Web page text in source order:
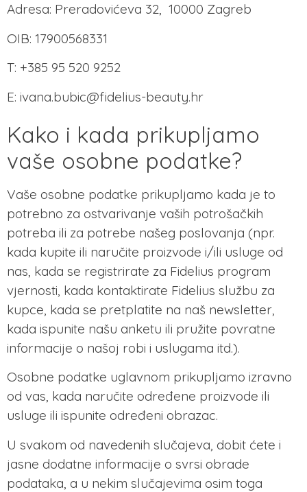
Adresa: Preradovićeva 32, 10000 Zagreb
OIB: 17900568331
T: +385 95 520 9252
E: ivana.bubic@fidelius-beauty.hr
Kako i kada prikupljamo
vaše osobne podatke?
Vaše osobne podatke prikupljamo kada je to
potrebno za ostvarivanje vaših potrošačkih
potreba ili za potrebe našeg poslovanja (npr.
kada kupite ili naručite proizvode i/ili usluge od
nas, kada se registrirate za Fidelius program
vjernosti, kada kontaktirate Fidelius službu za
kupce, kada se pretplatite na naš newsletter,
kada ispunite našu anketu ili pružite povratne
informacije o našoj robi i uslugama itd.).
Osobne podatke uglavnom prikupljamo izravno
od vas, kada naručite određene proizvode ili
usluge ili ispunite određeni obrazac.
U svakom od navedenih slučajeva, dobit ćete i
jasne dodatne informacije o svrsi obrade
podataka, a u nekim slučajevima osim toga